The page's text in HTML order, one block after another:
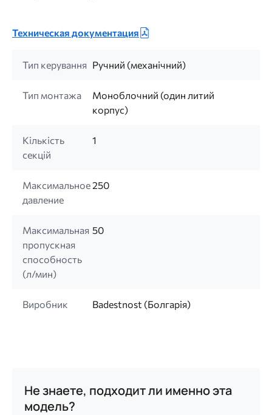
Техническая документация
Тип керування Ручний (механічний)
Тип монтажа
Моноблочний (один литий
корпус)
Кількість
секцій
1
Максимальное
давление
250
Максимальная
пропускная
способность
(л/мин)
50
Виробник Badestnost (Болгарія)
Не знаете, подходит ли именно эта
модель?